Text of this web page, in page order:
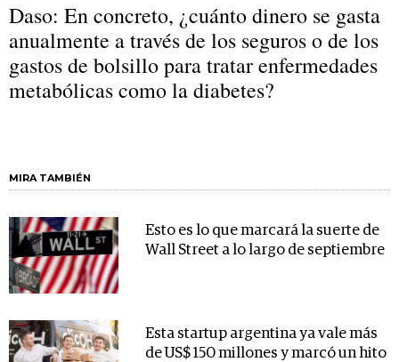
Daso: En concreto, ¿cuánto dinero se gasta
anualmente a través de los seguros o de los
gastos de bolsillo para tratar enfermedades
metabólicas como la diabetes?
MIRA TAMBIÉN
Esto es lo que marcará la suerte de
Wall Street a lo largo de septiembre
Esta startup argentina ya vale más
de US$ 150 millones y marcó un hito